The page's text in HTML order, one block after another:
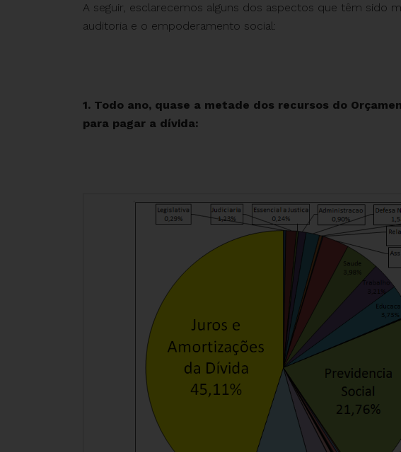
A seguir, esclarecemos alguns dos aspectos que têm sido
auditoria e o empoderamento social:
1. Todo ano, quase a metade dos recursos do
para pagar a dívida: